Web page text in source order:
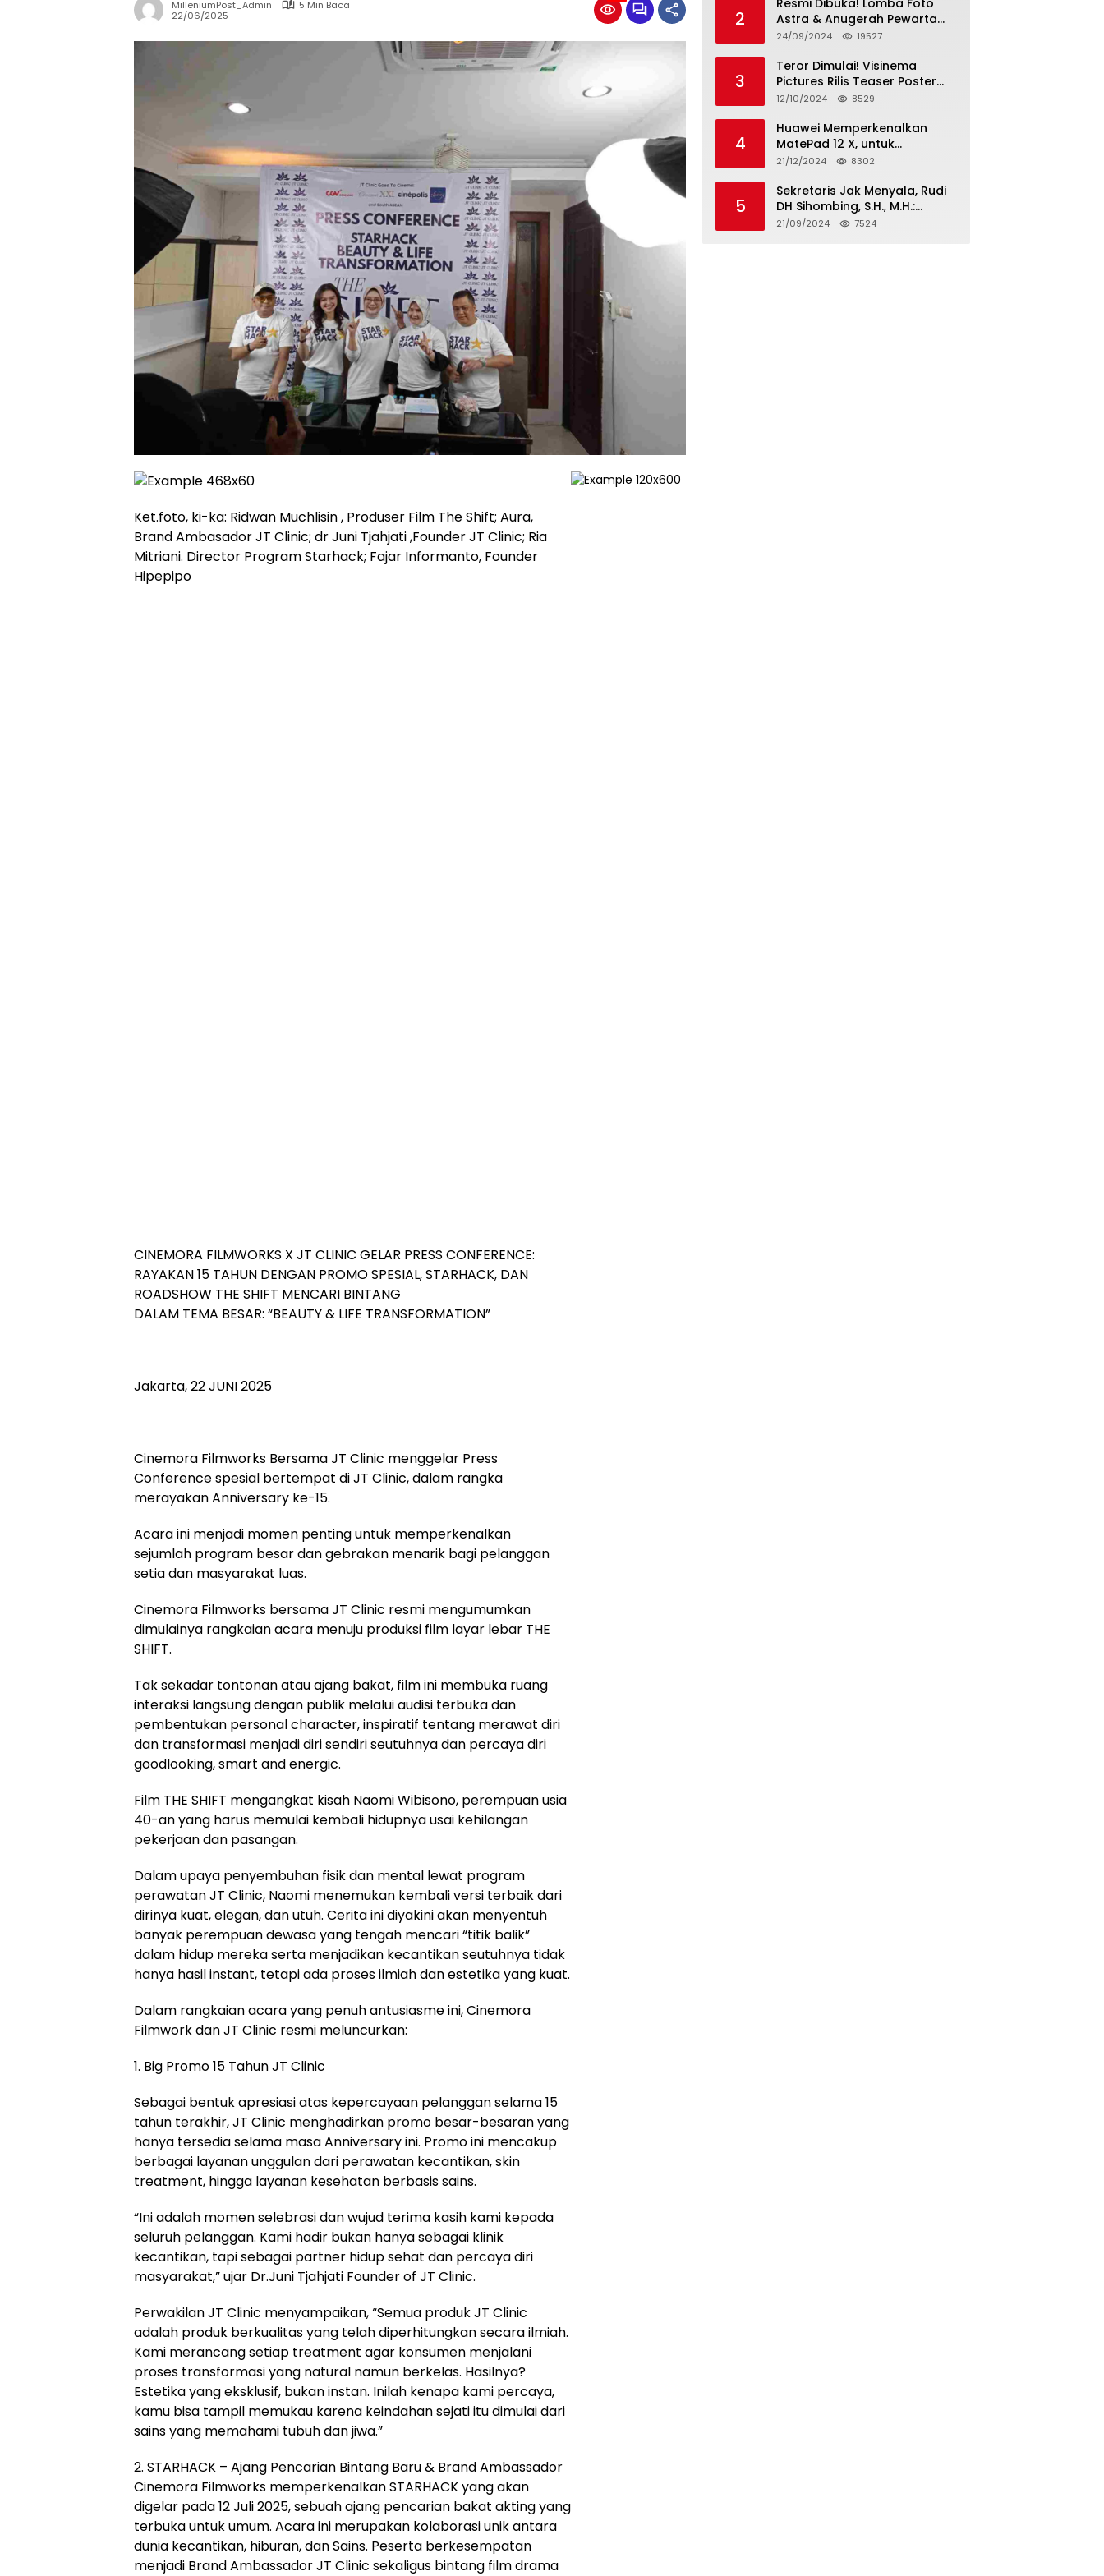
MilleniumPost_Admin
5 Min Baca
22/06/2025
Ket.foto, ki-ka: Ridwan Muchlisin , Produser Film The Shift; Aura,
Brand Ambasador JT Clinic; dr Juni Tjahjati ,Founder JT Clinic; Ria
Mitriani. Director Program Starhack; Fajar Informanto, Founder
Hipepipo
CINEMORA FILMWORKS X JT CLINIC GELAR PRESS CONFERENCE:
RAYAKAN 15 TAHUN DENGAN PROMO SPESIAL, STARHACK, DAN
ROADSHOW THE SHIFT MENCARI BINTANG
DALAM TEMA BESAR: “BEAUTY & LIFE TRANSFORMATION”
Jakarta, 22 JUNI 2025
Cinemora Filmworks Bersama JT Clinic menggelar Press
Conference spesial bertempat di JT Clinic, dalam rangka
merayakan Anniversary ke-15.
Acara ini menjadi momen penting untuk memperkenalkan
sejumlah program besar dan gebrakan menarik bagi pelanggan
setia dan masyarakat luas.
Cinemora Filmworks bersama JT Clinic resmi mengumumkan
dimulainya rangkaian acara menuju produksi film layar lebar THE
SHIFT.
Tak sekadar tontonan atau ajang bakat, film ini membuka ruang
interaksi langsung dengan publik melalui audisi terbuka dan
pembentukan personal character, inspiratif tentang merawat diri
dan transformasi menjadi diri sendiri seutuhnya dan percaya diri
goodlooking, smart and energic.
Film THE SHIFT mengangkat kisah Naomi Wibisono, perempuan usia
40-an yang harus memulai kembali hidupnya usai kehilangan
pekerjaan dan pasangan.
Dalam upaya penyembuhan fisik dan mental lewat program
perawatan JT Clinic, Naomi menemukan kembali versi terbaik dari
dirinya kuat, elegan, dan utuh. Cerita ini diyakini akan menyentuh
banyak perempuan dewasa yang tengah mencari “titik balik”
dalam hidup mereka serta menjadikan kecantikan seutuhnya tidak
hanya hasil instant, tetapi ada proses ilmiah dan estetika yang kuat.
Dalam rangkaian acara yang penuh antusiasme ini, Cinemora
Filmwork dan JT Clinic resmi meluncurkan:
1. Big Promo 15 Tahun JT Clinic
Sebagai bentuk apresiasi atas kepercayaan pelanggan selama 15
tahun terakhir, JT Clinic menghadirkan promo besar-besaran yang
hanya tersedia selama masa Anniversary ini. Promo ini mencakup
berbagai layanan unggulan dari perawatan kecantikan, skin
treatment, hingga layanan kesehatan berbasis sains.
“Ini adalah momen selebrasi dan wujud terima kasih kami kepada
seluruh pelanggan. Kami hadir bukan hanya sebagai klinik
kecantikan, tapi sebagai partner hidup sehat dan percaya diri
masyarakat,” ujar Dr.Juni Tjahjati Founder of JT Clinic.
Perwakilan JT Clinic menyampaikan, “Semua produk JT Clinic
adalah produk berkualitas yang telah diperhitungkan secara ilmiah.
Kami merancang setiap treatment agar konsumen menjalani
proses transformasi yang natural namun berkelas. Hasilnya?
Estetika yang eksklusif, bukan instan. Inilah kenapa kami percaya,
kamu bisa tampil memukau karena keindahan sejati itu dimulai dari
sains yang memahami tubuh dan jiwa.”
2. STARHACK – Ajang Pencarian Bintang Baru & Brand Ambassador
Cinemora Filmworks memperkenalkan STARHACK yang akan
digelar pada 12 Juli 2025, sebuah ajang pencarian bakat akting yang
terbuka untuk umum. Acara ini merupakan kolaborasi unik antara
dunia kecantikan, hiburan, dan Sains. Peserta berkesempatan
menjadi Brand Ambassador JT Clinic sekaligus bintang film drama
2
Resmi Dibuka! Lomba Foto
Astra & Anugerah Pewarta
Astra 2024: Bersama,
24/09/2024 19527
3
Teror Dimulai! Visinema
Pictures Rilis Teaser Poster
Wanita Ahli Neraka, Siap
November 2024
12/10/2024 8529
4
Huawei Memperkenalkan
MatePad 12 X, untuk
Pengalaman Lebih dari
Bright dan Desain Stylish
Tablet Ringan yang Hadirkan
Standar Baru untuk
21/12/2024 8302
5
Sekretaris Jak Menyala, Rudi
DH Sihombing, S.H., M.H.:
Cagub & Cawagub DKI
21/09/2024 7524